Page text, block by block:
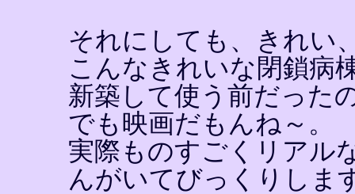
それにしても、きれい
こんなきれいな閉鎖病
新築して使う前だった
でも映画だもんね～。
実際ものすごくリアル
んがいてびっくりしま